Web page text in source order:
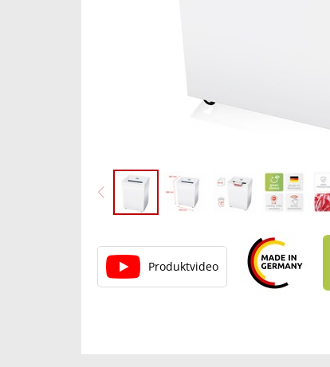
Produktvideo